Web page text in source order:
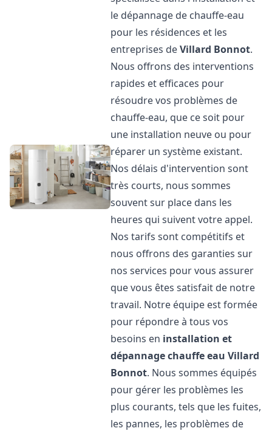
le dépannage de chauffe-eau
pour les résidences et les
entreprises deVillard Bonnot.
Nous offrons des interventions
rapides et efficaces pour
résoudre vos problèmes de
chauffe-eau, que ce soit pour
une installation neuve ou pour
réparer un système existant.
Nos délais d'intervention sont
très courts, nous sommes
souvent sur place dans les
heures qui suivent votre appel.
Nos tarifs sont compétitifs et
nous offrons des garanties sur
nos services pour vous assurer
que vous êtes satisfait de notre
travail. Notre équipe est formée
pour répondre à tous vos
besoins en installation et
dépannage chauffe eau Villard
Bonnot. Nous sommes équipés
pour gérer les problèmes les
plus courants, tels que les fuites,
les pannes, les problèmes de